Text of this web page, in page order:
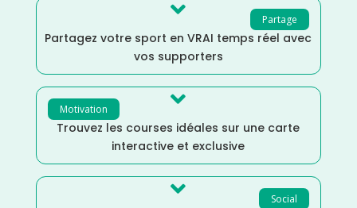
Partage

Partagez votre sport en VRAI temps réel avec
vos supporters
Motivation 
Trouvez les courses idéales sur une carte
interactive et exclusive
Social
